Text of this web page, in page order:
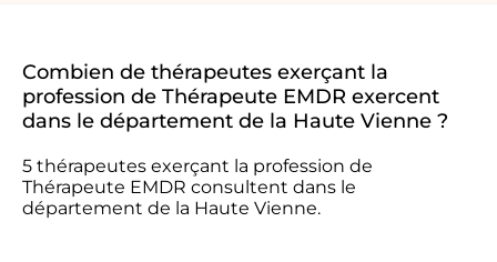
Combien de thérapeutes exerçant la
profession de Thérapeute EMDR exercent
dans le département de la Haute Vienne ?
5 thérapeutes exerçant la profession de
Thérapeute EMDR consultent dans le
département de la Haute Vienne.